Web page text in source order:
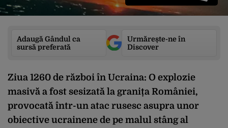
Adaugă Gândul ca
sursă preferată
Urmărește-ne în
Discover
Ziua 1260 de război în Ucraina: O explozie
masivă a fost sesizată la granița României,
provocată într-un atac rusesc asupra unor
obiective ucrainene de pe malul stâng al